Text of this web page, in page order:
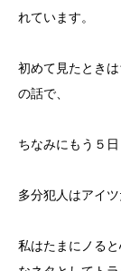
れています。
初めて見たとき
の話で、
ちなみにもう５
多分犯人はアイ
私はたまにノる